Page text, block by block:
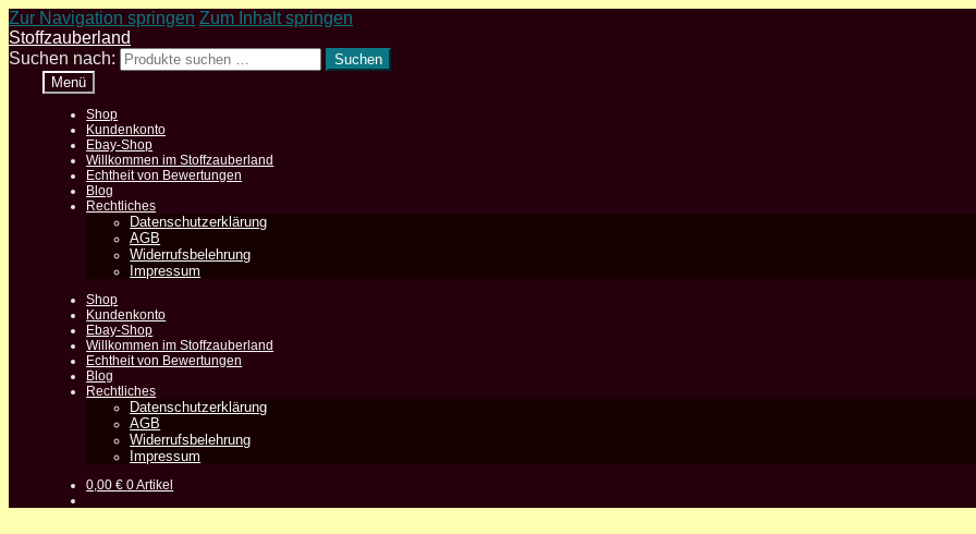
Zur Navigation springen Zum Inhalt springen
Stoffzauberland
Suchen nach:
Suchen
Menü
Shop
Kundenkonto
Ebay-Shop
Willkommen im Stoffzauberland
Echtheit von Bewertungen
Blog
Rechtliches
Datenschutzerklärung
AGB
Widerrufsbelehrung
Impressum
Shop
Kundenkonto
Ebay-Shop
Willkommen im Stoffzauberland
Echtheit von Bewertungen
Blog
Rechtliches
Datenschutzerklärung
AGB
Widerrufsbelehrung
Impressum
0,00€ 0 Artikel